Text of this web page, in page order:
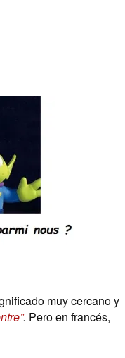
muy cercano y
. Pero en francés,